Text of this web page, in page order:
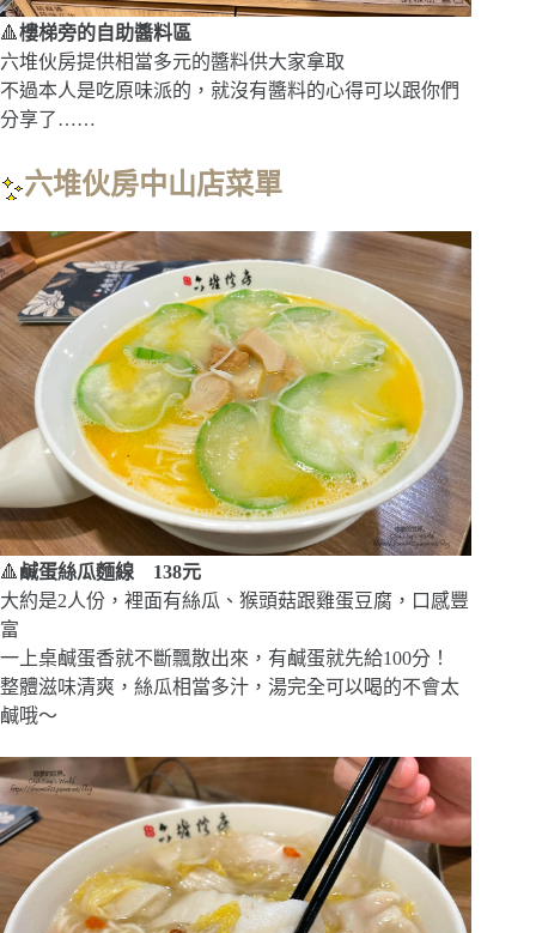
🔺樓梯旁的自助醬料區
六堆伙房提供相當多元的醬料供大家拿取
不過本人是吃原味派的，就沒有醬料的心得可以跟你們
分享了……
六堆伙房中山店菜單
🔺鹹蛋絲瓜麵線 138元
大約是2人份，裡面有絲瓜、猴頭菇跟雞蛋豆腐，口感豐
富
一上桌鹹蛋香就不斷飄散出來，有鹹蛋就先給100分！
整體滋味清爽，絲瓜相當多汁，湯完全可以喝的不會太
鹹哦～